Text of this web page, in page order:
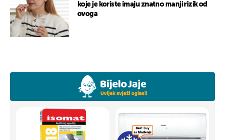
koje je koriste imaju znatno manji rizik od
ovoga